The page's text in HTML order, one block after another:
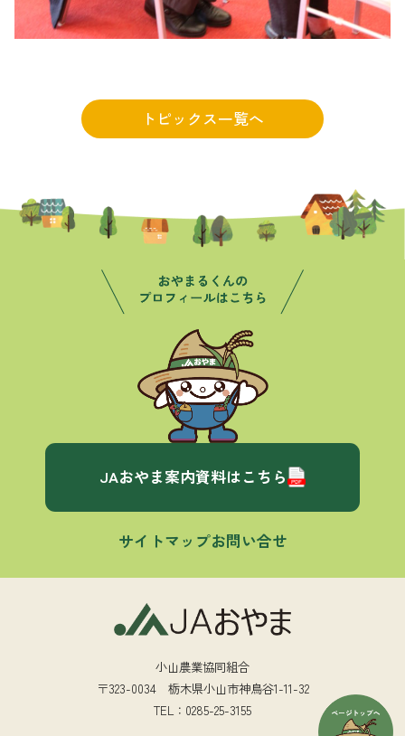
トピックス一覧へ
JAおやま案内資料はこちら
サイトマップお問い合せ
小山農業協同組合
〒323-0034 栃木県小山市神鳥谷1-11-32
TEL：0285-25-3155